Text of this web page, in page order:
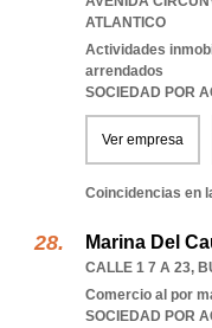
ATLANTICO
Actividades
arrendados
SOCIEDAD POR
Ver empresa
Coincidencias en
Marina Del
CALLE 1 7 A 23,
Comercio al por
SOCIEDAD POR